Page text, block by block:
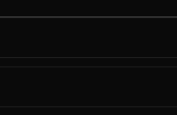
dakikada bir otomatik olarak